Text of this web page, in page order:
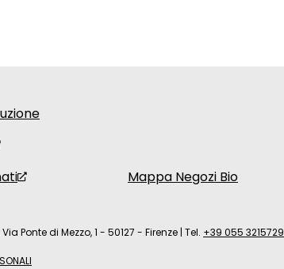
Mappa Negozi Bio
Ponte di Mezzo, 1 - 50127 - Firenze | Tel. +39 055 3215729